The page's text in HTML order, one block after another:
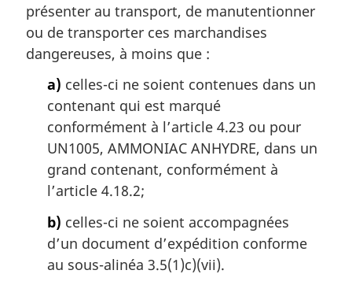
présenter au transport, de manutentionner
ou de transporter ces marchandises
dangereuses, à moins que :
a) celles-ci ne soient contenues dans un
contenant qui est marqué
conformément à l’article 4.23 ou pour
UN1005, AMMONIAC ANHYDRE, dans un
grand contenant, conformément à
l’article 4.18.2;
b) celles-ci ne soient accompagnées
d’un document d’expédition conforme
au sous-alinéa 3.5(1)c)(vii).